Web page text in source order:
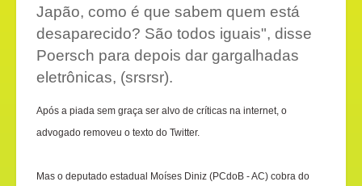
Japão, como é que sabem quem está
desaparecido? São todos iguais", disse
Poersch para depois dar gargalhadas
eletrônicas, (srsrsr).
Após a piada sem graça ser alvo de críticas na internet, o
advogado removeu o texto do Twitter.
Mas o deputado estadual Moíses Diniz (PCdoB - AC) cobra do